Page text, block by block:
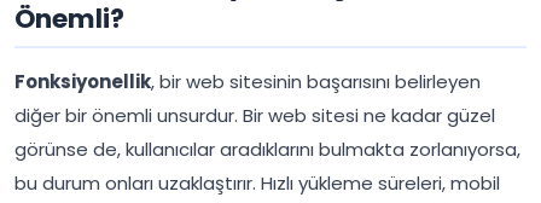
Önemli?
Fonksiyonellik, bir web sitesinin başarısını belirleyen
diğer bir önemli unsurdur. Bir web sitesi ne kadar güzel
görünse de, kullanıcılar aradıklarını bulmakta zorlanıyorsa,
bu durum onları uzaklaştırır. Hızlı yükleme süreleri, mobil